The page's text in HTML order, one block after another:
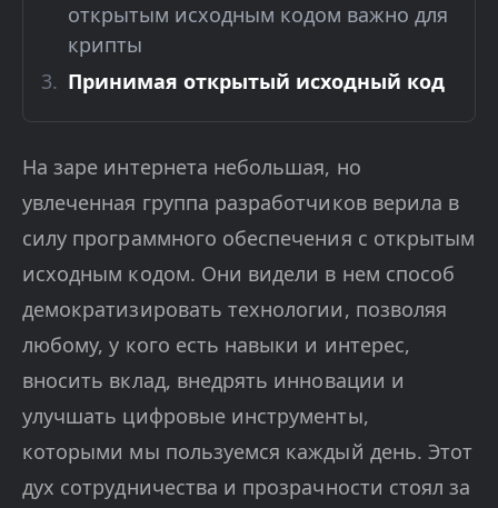
открытым исходным кодом важно для
крипты
Принимая открытый исходный код
На заре интернета небольшая, но
увлеченная группа разработчиков верила в
силу программного обеспечения с открытым
исходным кодом. Они видели в нем способ
демократизировать технологии, позволяя
любому, у кого есть навыки и интерес,
вносить вклад, внедрять инновации и
улучшать цифровые инструменты,
которыми мы пользуемся каждый день. Этот
дух сотрудничества и прозрачности стоял за